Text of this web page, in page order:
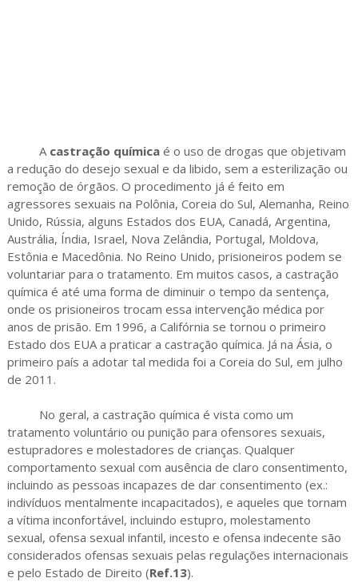
A castração químicaé o uso de drogas que objetivam
a redução do desejo sexual e da libido, sem a esterilização ou
remoção de órgãos. O procedimento já é feito em
agressores sexuais na Polônia, Coreia do Sul, Alemanha, Reino
Unido, Rússia, alguns Estados dos EUA, Canadá, Argentina,
Austrália, Índia, Israel, Nova Zelândia, Portugal, Moldova,
Estônia e Macedônia. No Reino Unido, prisioneiros podem se
voluntariar para o tratamento. Em muitos casos, a castração
química é até uma forma de diminuir o tempo da sentença,
onde os prisioneiros trocam essa intervenção médica por
anos de prisão. Em 1996, a Califórnia se tornou o primeiro
Estado dos EUA a praticar a castração química. Já na Ásia, o
primeiro país a adotar tal medida foi a Coreia do Sul, em julho
de 2011.
No geral, a castração química é vista como um
tratamento voluntário ou punição para ofensores sexuais,
estupradores e molestadores de crianças. Qualquer
comportamento sexual com ausência de claro consentimento,
incluindo as pessoas incapazes de dar consentimento (ex.:
indivíduos mentalmente incapacitados), e aqueles que tornam
a vítima inconfortável, incluindo estupro, molestamento
sexual, ofensa sexual infantil, incesto e ofensa indecente são
considerados ofensas sexuais pelas regulações internacionais
e pelo Estado de Direito (Ref.13).